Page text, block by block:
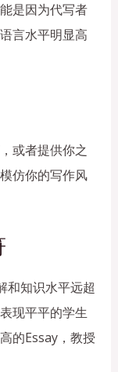
是因为代写者
言水平明显高
或者提供你之
仿你的写作风
和知识水平远超
现平平的学生
的Essay，教授